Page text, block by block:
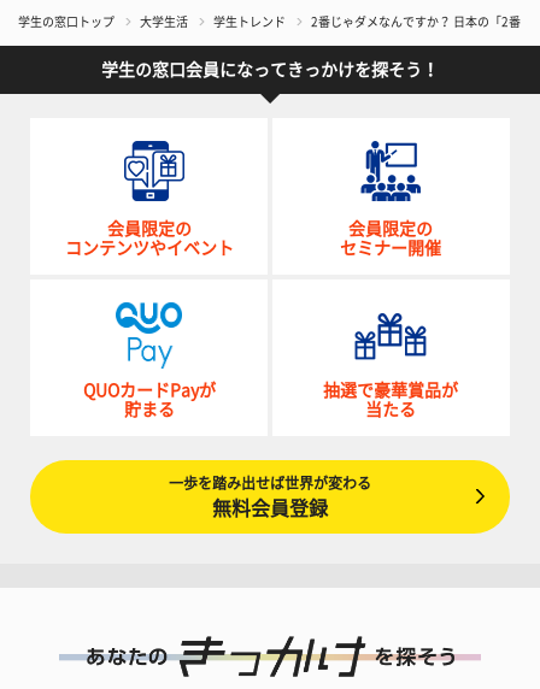
学生の窓口トップ 大学生活 学生トレンド 2番じゃダメなんですか？ 日本の「2番目
学生の窓口会員になってきっかけを探そう！
会員限定の
コンテンツやイベント
会員限定の
セミナー開催
QUOカードPayが
貯まる
抽選で豪華賞品が
当たる
一歩を踏み出せば世界が変わる
無料会員登録